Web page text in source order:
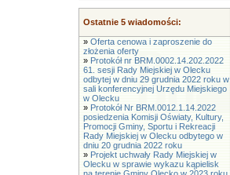
Ostatnie 5 wiadomości:
» Oferta cenowa i zaproszenie do
złożenia oferty
» Protokół nr BRM.0002.14.202.2022
61. sesji Rady Miejskiej w Olecku
odbytej w dniu 29 grudnia 2022 roku w
sali konferencyjnej Urzędu Miejskiego
w Olecku
» Protokół Nr BRM.0012.1.14.2022
posiedzenia Komisji Oświaty, Kultury,
Promocji Gminy, Sportu i Rekreacji
Rady Miejskiej w Olecku odbytego w
dniu 20 grudnia 2022 roku
» Projekt uchwały Rady Miejskiej w
Olecku w sprawie wykazu kąpielisk